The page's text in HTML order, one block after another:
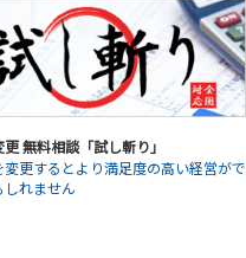
無料相談「試し斬り」
変更するとより満足度の高い経営がで
しれません